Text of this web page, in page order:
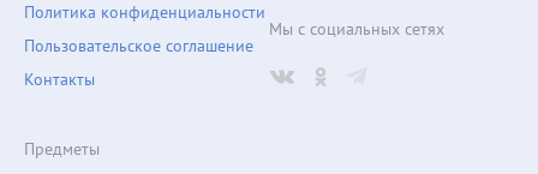
Предметы
Политика конфиденциальности
Пользовательское соглашение
Контакты
Мы с социальных сетях